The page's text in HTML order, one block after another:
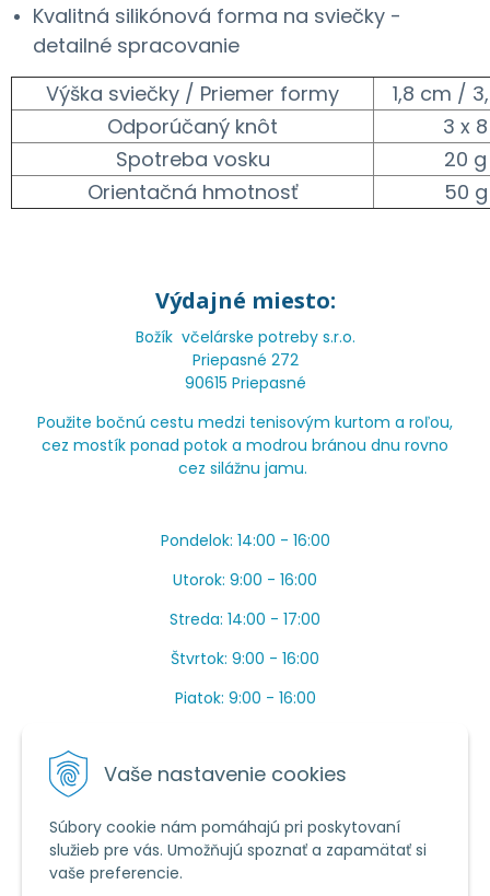
Vaše nastavenie cookies
Súbory cookie nám pomáhajú pri poskytovaní
služieb pre vás. Umožňujú spoznať a zapamätať si
vaše preferencie.
Kvalitná silikónová forma na sviečky -
detailné spracovanie
Výška sviečky / Priemer formy
1,8 cm /
Odporúčaný knôt
3 x 8
Spotreba vosku
20 g
Orientačná hmotnosť
50 g
Výdajné miesto:
Božík včelárske potreby s.r.o.
Priepasné 272
90615 Priepasné
Použite bočnú cestu medzi tenisovým kurtom a roľou,
cez mostík ponad potok a modrou bránou dnu rovno
cez silážnu jamu.
Pondelok: 14:00 - 16:00
Utorok: 9:00 - 16:00
Streda: 14:00 - 17:00
Štvrtok: 9:00 - 16:00
Piatok: 9:00 - 16:00
Máme toho veľa v sezóne, ak sa nedovoláte, píšte
prosím mail.
Tel.:034 / 20 20 444